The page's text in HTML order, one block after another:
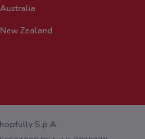
Australia
New Zealand
S.p.A.